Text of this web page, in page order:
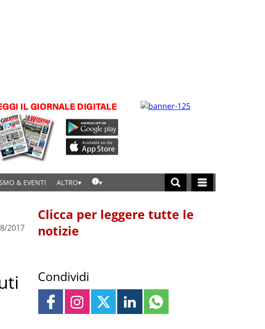
& EVENTI ALTRO
2017
Clicca per leggere tutte le
notizie
Condividi